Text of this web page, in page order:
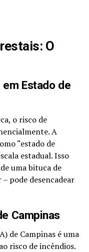
O
em Estado de
o risco de
A
“estado de
estadual. Isso
uma bituca de
pode desencadear
Campinas
de Campinas é uma
risco de incêndios.